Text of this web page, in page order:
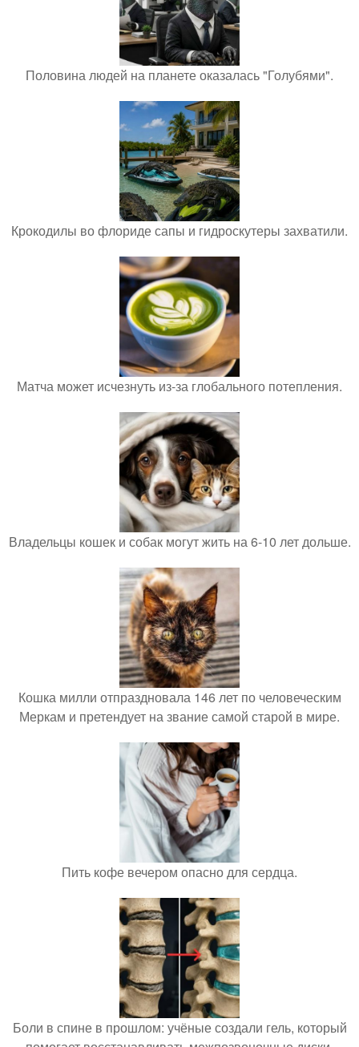
Половина людей на планете оказалась "Голубями".
Крокодилы во флориде сапы и гидроскутеры захватили.
Матча может исчезнуть из-за глобального потепления.
Владельцы кошек и собак могут жить на 6-10 лет дольше.
Кошка милли отпраздновала 146 лет по человеческим
Меркам и претендует на звание самой старой в мире.
Пить кофе вечером опасно для сердца.
Боли в спине в прошлом: учёные создали гель, который